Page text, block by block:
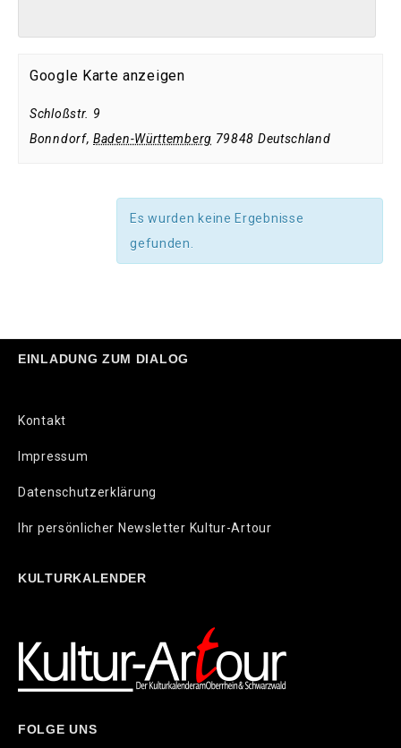
Google Karte anzeigen
Schloßstr. 9
Bonndorf, Baden-Württemberg 79848 Deutschland
Es wurden keine Ergebnisse
gefunden.
EINLADUNG ZUM DIALOG
Kontakt
Impressum
Datenschutzerklärung
Ihr persönlicher Newsletter Kultur-Artour
KULTURKALENDER
FOLGE UNS